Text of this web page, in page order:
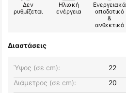
Δεν
ρυθμίζεται
Ηλιακή
ενέργεια
Ενεργειακά
αποδοτικό
&
ανθεκτικό
Διαστάσεις
Ύψος (σε cm):
22
Διάμετρος (σε cm):
20